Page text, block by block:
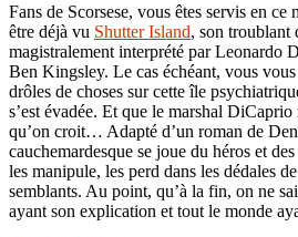
Fans de Scorsese, vous êtes servis en ce
être déjà vu Shutter Island, son troublant
magistralement interprété par Leonardo
Ben Kingsley. Le cas échéant, vous vous
drôles de choses sur cette île
s’est évadée. Et que le marshal DiCaprio
qu’on croit… Adapté d’un roman de
cauchemardesque se joue du héros et
les manipule, les perd dans les dédales
semblants. Au point, qu’à la fin, on ne
ayant son explication et tout le monde